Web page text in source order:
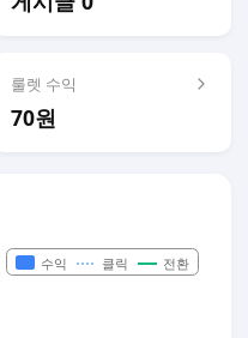
룰렛 수익
70원